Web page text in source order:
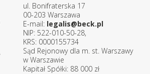
ul. Bonifraterska 17
00-203 Warszawa
E-mail: legalis@beck.pl
NIP: 522-010-50-28,
KRS: 0000155734
Sąd Rejonowy dla m. st. Warszawy
w Warszawie
Kapitał Spółki: 88 000 zł